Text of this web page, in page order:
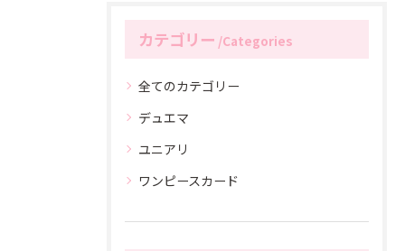
カテゴリー Categories
全てのカテゴリー
デュエマ
ユニアリ
ワンピースカード